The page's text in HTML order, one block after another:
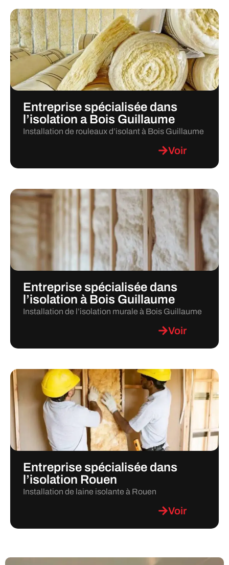
Entreprise spécialisée dans
l’isolation a Bois Guillaume
Installation de rouleaux d’isolant à Bois Guillaume
Voir
Entreprise spécialisée dans
l’isolation à Bois Guillaume
Installation de l’isolation murale à Bois Guillaume
Voir
Entreprise spécialisée dans
l’isolation Rouen
Installation de laine isolante à Rouen
Voir